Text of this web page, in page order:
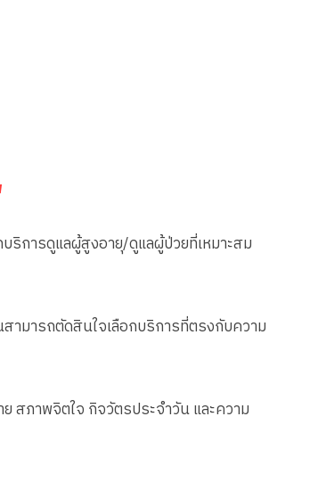
ริการดูแลผู้สูงอายุ/ดูแลผู้ป่วยที่เหมาะสม
มารถตัดสินใจเลือกบริการที่ตรงกับความ
สภาพจิตใจ กิจวัตรประจำวัน และความ